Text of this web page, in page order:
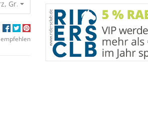
Gr. 155 cm100,00 €83,94 €